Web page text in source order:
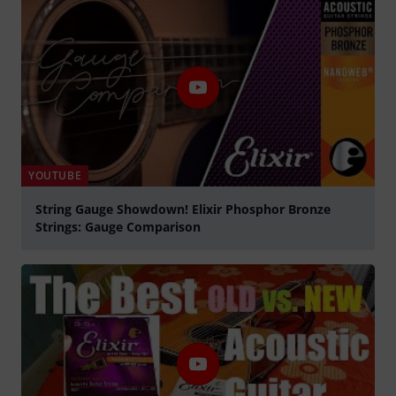
YOUTUBE
String Gauge Showdown! Elixir Phosphor Bronze
Strings: Gauge Comparison